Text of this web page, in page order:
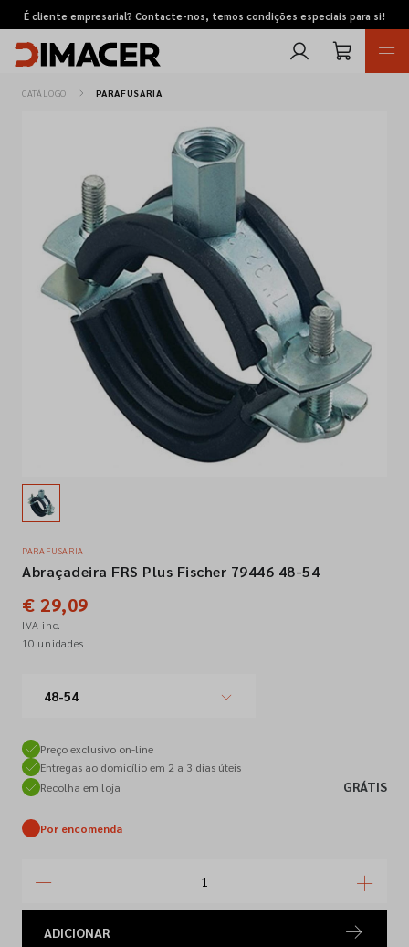
É cliente empresarial? Contacte-nos, temos condições especiais para si!
Retomas
Pedidos de cotação
Contactos
Siga-nos nas redes sociais
CATÁLOGO PARAFUSARIA
PARAFUSARIA
Abraçadeira FRS Plus Fischer 79446 48-54
€ 29,09
IVA inc.
10 unidades
48-54
Preço exclusivo on-line
Entregas ao domicílio em 2 a 3 dias úteis
Recolha em loja
GRÁTIS
Por encomenda
ADICIONAR